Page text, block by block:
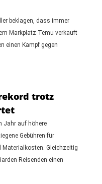
beklagen, dass immer
Markplatz Temu verkauft
einen Kampf gegen
trotz
Jahr auf höhere
Gebühren für
Gleichzeitig
Reisenden einen